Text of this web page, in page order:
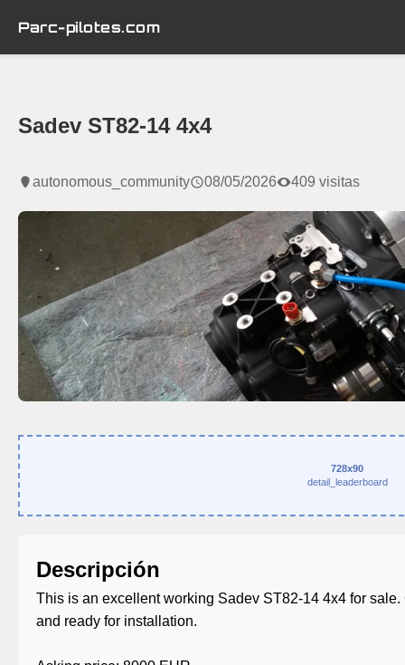
Parc-pilotes.com
Sadev ST82-14 4x4
autonomous_community 08/05/2026 409 visitas
728x90
detail_leaderboard
Descripción
This is an excellent working Sadev ST82-14 4x4 for
and ready for installation.